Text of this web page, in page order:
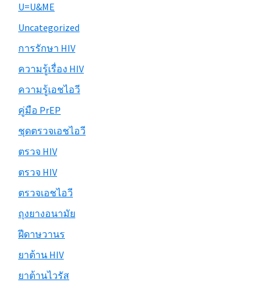
U=U&ME
Uncategorized
การรักษา HIV
ความรู้เรื่อง HIV
ความรู้เอชไอวี
คู่มือ PrEP
ชุดตรวจเอชไอวี
ตรวจ HIV
ตรวจ HIV
ตรวจเอชไอวี
ถุงยางอนามัย
ฝีดาษวานร
ยาต้าน HIV
ยาต้านไวรัส